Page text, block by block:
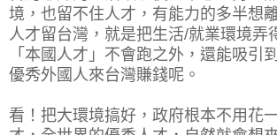
境，也留不住人才，有能力的多半想
人才留台灣，就是把生活/就業環境弄
「本國人才」不會跑之外，還能吸引
優秀外國人來台灣賺錢呢。
看！把大環境搞好，政府根本不用花